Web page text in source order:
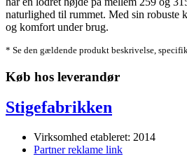
naturlighed til rummet. Med sin robuste
og komfort under brug.
* Se den gældende produkt beskrivelse,
Køb hos leverandør
Stigefabrikken
Virksomhed etableret: 2014
Partner reklame link